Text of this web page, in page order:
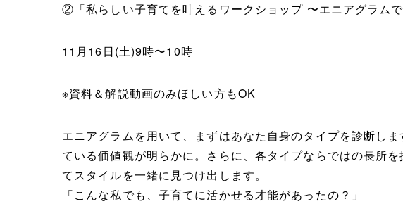
②「私らしい子育てを叶えるワークショップ 〜エニアグラム
11月16日(土)9時〜10時
※資料＆解説動画のみほしい方もOK
エニアグラムを用いて、まずはあなた自身のタイプを診断し
ている価値観が明らかに。さらに、各タイプならではの長所
てスタイルを一緒に見つけ出します。
「こんな私でも、子育てに活かせる才能があったの？」